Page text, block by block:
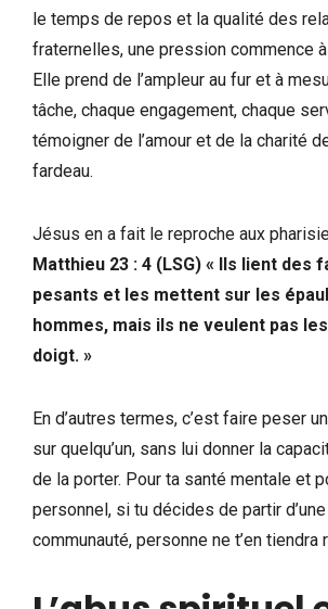
le temps de repos et la qualité des
fraternelles, une pression commence
Elle prend de l’ampleur au fur et à
tâche, chaque engagement, chaque
témoigner de l’amour et de la charité
fardeau.
Jésus en a fait le reproche aux
Matthieu 23 : 4 (LSG) « Ils lient des
pesants et les mettent sur les
hommes, mais ils ne veulent pas
doigt. »
En d’autres termes, c’est faire peser
sur quelqu’un, sans lui donner la
de la porter. Pour ta santé mentale et
personnel, si tu décides de partir
communauté, personne ne t’en tiendra